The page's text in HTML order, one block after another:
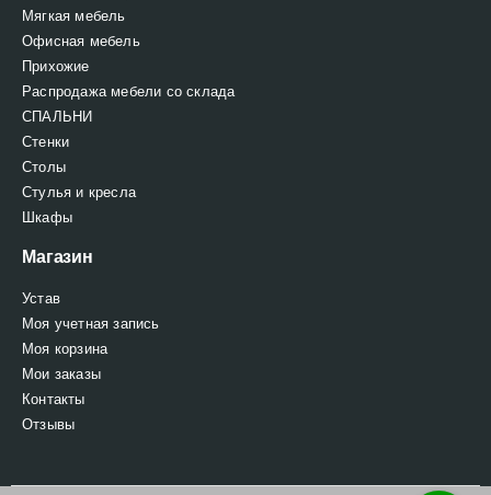
Мягкая мебель
Офисная мебель
Прихожие
Распродажа мебели со склада
СПАЛЬНИ
Стенки
Столы
Стулья и кресла
Шкафы
Магазин
Устав
Моя учетная запись
Моя корзина
Мои заказы
Контакты
Отзывы